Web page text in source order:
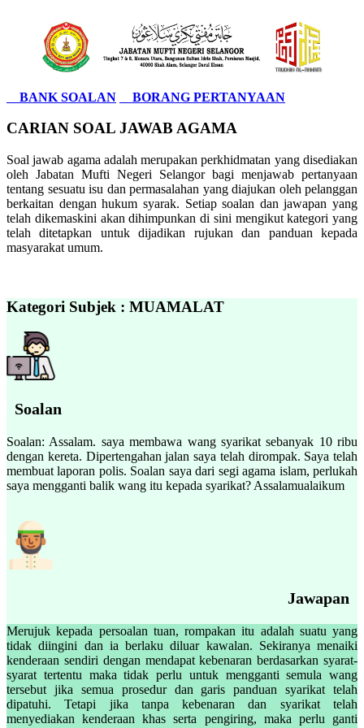
BANK SOALAN BORANG PERTANYAAN
CARIAN SOAL JAWAB AGAMA
Soal jawab agama adalah merupakan perkhidmatan yang disediakan
oleh Jabatan Mufti Negeri Selangor bagi menjawab pertanyaan
tentang sesuatu isu dan permasalahan yang diajukan oleh pelanggan
berkaitan dengan hukum syarak. Setiap soalan dan jawapan yang
telah dikemaskini akan dihimpunkan di sini mengikut kategori yang
telah ditetapkan untuk dijadikan rujukan dan panduan kepada
masyarakat umum.
Kategori Subjek : MUAMALAT
Soalan
Soalan: Assalam. saya membawa wang syarikat sebanyak 10 ribu
dengan kereta. Dipertengahan jalan saya telah dirompak. Saya telah
membuat laporan polis. Soalan saya dari segi agama islam, perlukah
saya mengganti balik wang itu kepada syarikat? Assalamualaikum
Jawapan
Merujuk kepada persoalan tuan, rompakan itu adalah suatu yang
tidak diingini dan ia berlaku diluar kawalan. Sekiranya menaiki
kenderaan sendiri dengan mendapat kebenaran berdasarkan syarat-
syarat tertentu maka tidak perlu untuk mengganti semula wang
tersebut jika semua prosedur dan garis panduan syarikat telah
dipatuhi. Tetapi jika tanpa kebenaran dan syarikat telah
menyediakan kenderaan khas serta pengiring, maka perlu ganti